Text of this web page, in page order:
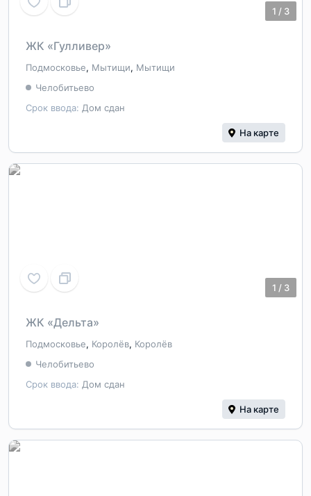
1 / 3
ЖК «Гулливер»
Подмосковье, Мытищи, Мытищи
Срок ввода: Дом сдан
Челобитьево
На карте
1 / 3
ЖК «Дельта»
Подмосковье, Королёв, Королёв
Срок ввода: Дом сдан
Челобитьево
На карте